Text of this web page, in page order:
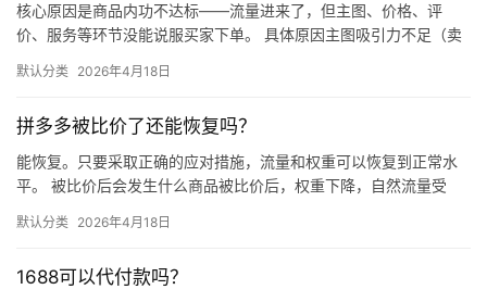
核心原因是商品内功不达标——流量进来了，但主图、价格、评
价、服务等环节没能说服买家下单。 具体原因主图吸引力不足（卖
评少、…
默认分类 2026年4月18日
拼多多被比价了还能恢复吗？
能恢复。只要采取正确的应对措施，流量和权重可以恢复到正常水
平。 被比价后会发生什么商品被比价后，权重下降，自然流量受
网价格…
默认分类 2026年4月18日
1688可以代付款吗？